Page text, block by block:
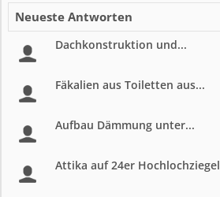
Neueste Antworten
Dachkonstruktion und...
Fäkalien aus Toiletten aus...
Aufbau Dämmung unter...
Attika auf 24er Hochlochziegel